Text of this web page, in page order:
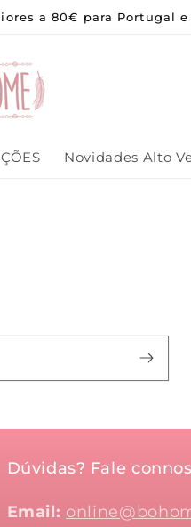
a 80€ para Portugal e
Novidades Alto
Dúvidas? Fale
Email: